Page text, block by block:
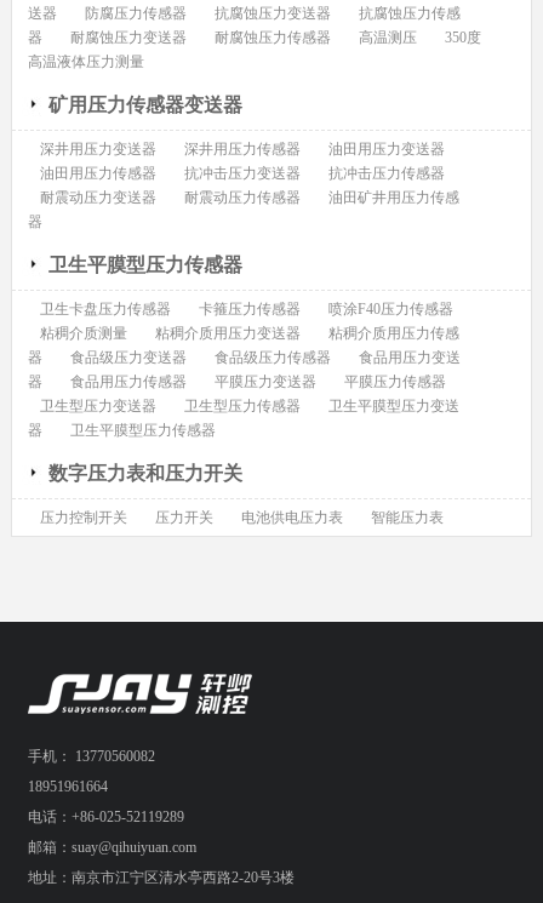
送器
防腐压力传感器 抗腐蚀压力变送器
抗腐蚀压力传感
器
耐腐蚀压力变送器 耐腐蚀压力传感器 高温测压
350度
高温液体压力测量
矿用压力传感器变送器
深井用压力变送器 深井用压力传感器
油田用压力变送器
油田用压力传感器
抗冲击压力变送器
抗冲击压力传感器
耐震动压力变送器
耐震动压力传感器
油田矿井用压力传感
器
卫生平膜型压力传感器
卫生卡盘压力传感器 卡箍压力传感器
喷涂F40压力传感器
粘稠介质测量
粘稠介质用压力变送器
粘稠介质用压力传感
器
食品级压力变送器 食品级压力传感器
食品用压力变送
器
食品用压力传感器 平膜压力变送器
平膜压力传感器
卫生型压力变送器
卫生型压力传感器
卫生平膜型压力变送
器
卫生平膜型压力传感器
数字压力表和压力开关
压力控制开关 压力开关 电池供电压力表 智能压力表
手机： 13770560082
18951961664
电话：+86-025-52119289
邮箱：suay@qihuiyuan.com
地址：南京市江宁区清水亭西路2-20号3楼